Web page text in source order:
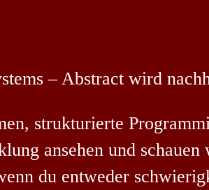
– Abstract wird
strukturierte
ansehen und schauen
du entweder